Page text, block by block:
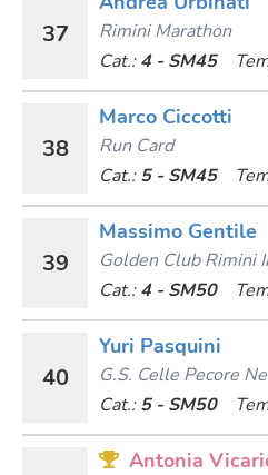
37
Rimini Marathon
Cat.: 4 - SM45
38
Marco Ciccotti
Run Card
Cat.: 5 - SM45
39
Massimo Gentile
Golden Club Rimini
Cat.: 4 - SM50
40
Yuri Pasquini
G.s. Celle Pecore
Cat.: 5 - SM50
Antonia